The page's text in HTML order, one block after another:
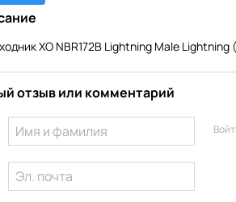
XO NBR172B Lightning Male
отзыв или комментарий